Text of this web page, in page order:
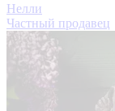
Нелли
Частный продавец